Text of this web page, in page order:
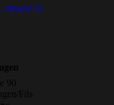
Mixed 40
90
Fils